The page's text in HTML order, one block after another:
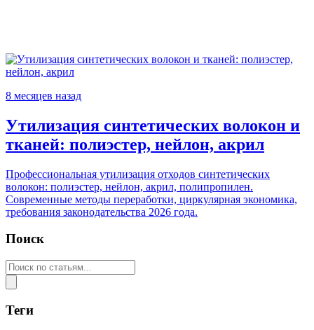
8 месяцев назад
Утилизация синтетических волокон и
тканей: полиэстер, нейлон, акрил
Профессиональная утилизация отходов синтетических
волокон: полиэстер, нейлон, акрил, полипропилен.
Современные методы переработки, циркулярная экономика,
требования законодательства 2026 года.
Поиск
Теги